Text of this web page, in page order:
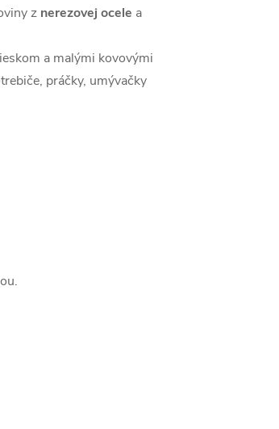
z nerezovej ocele a
a malými kovovými
práčky, umývačky